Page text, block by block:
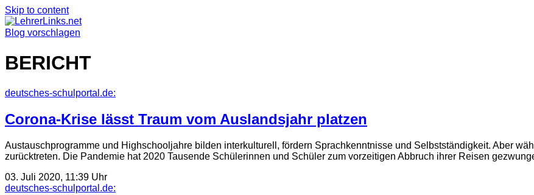
Skip to content
Blog vorschlagen
BERICHT
deutsches-schulportal.de:
Corona-Krise lässt Traum vom Auslandsjahr platzen
Austauschprogramme und Highschooljahre bilden interkulturell, fördern Sprachkenntnisse und Selbstständigkeit. Aber
zurücktreten. Die Pandemie hat 2020 Tausende Schülerinnen und Schüler zum vorzeitigen Abbruch ihrer Reisen
03. Juli 2020, 11:39 Uhr
deutsches-schulportal.de: